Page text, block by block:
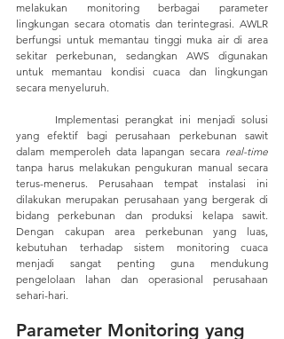
melakukan monitoring berbagai parameter
lingkungan secara otomatis dan terintegrasi. AWLR
berfungsi untuk memantau tinggi muka air di area
sekitar perkebunan, sedangkan AWS digunakan
untuk memantau kondisi cuaca dan lingkungan
secara menyeluruh.
yang efektif bagi perusahaan perkebunan sawit
dalam memperoleh data lapangan secara real-time
tanpa harus melakukan pengukuran manual secara
terus-menerus. Perusahaan tempat instalasi ini
dilakukan merupakan perusahaan yang bergerak di
bidang perkebunan dan produksi kelapa sawit.
Dengan cakupan area perkebunan yang luas,
kebutuhan terhadap sistem monitoring cuaca
menjadi sangat penting guna mendukung
pengelolaan lahan dan operasional perusahaan
sehari-hari.
Parameter Monitoring yang